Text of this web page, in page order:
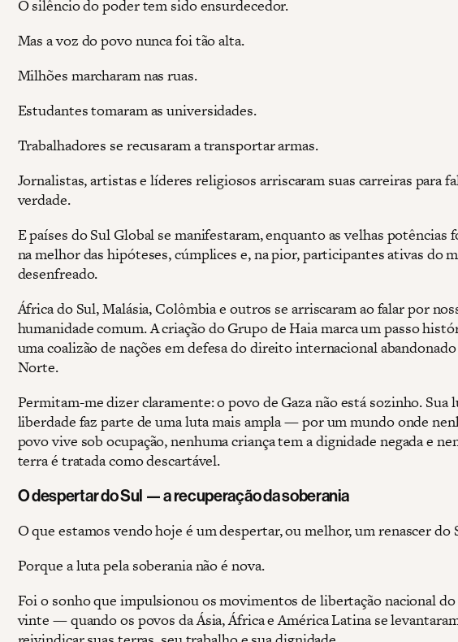
O silêncio do poder tem sido ensurdecedor.
Mas a voz do povo nunca foi tão alta.
Milhões marcharam nas ruas.
Estudantes tomaram as universidades.
Trabalhadores se recusaram a transportar armas.
Jornalistas, artistas e líderes religiosos arriscaram suas carreiras para
verdade.
E países do Sul Global se manifestaram, enquanto as velhas potências
na melhor das hipóteses, cúmplices e, na pior, participantes ativas do
desenfreado.
África do Sul, Malásia, Colômbia e outros se arriscaram ao falar por
humanidade comum. A criação do Grupo de Haia marca um passo
uma coalizão de nações em defesa do direito internacional
Norte.
Permitam-me dizer claramente: o povo de Gaza não está sozinho. Sua
liberdade faz parte de uma luta mais ampla — por um mundo onde
povo vive sob ocupação, nenhuma criança tem a dignidade negada e
terra é tratada como descartável.
O despertar do Sul — a recuperação da soberania
O que estamos vendo hoje é um despertar, ou melhor, um renascer do
Porque a luta pela soberania não é nova.
Foi o sonho que impulsionou os movimentos de libertação nacional
vinte — quando os povos da Ásia, África e América Latina se